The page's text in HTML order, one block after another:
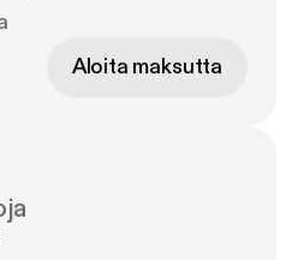
Aloita maksutta